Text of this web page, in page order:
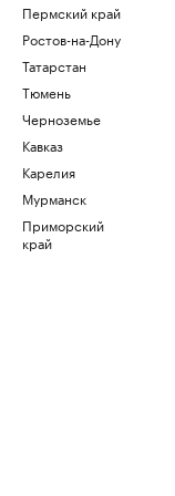
Пермский край
Ростов-на-Дону
Татарстан
Тюмень
Черноземье
Кавказ
Карелия
Мурманск
Приморский
край